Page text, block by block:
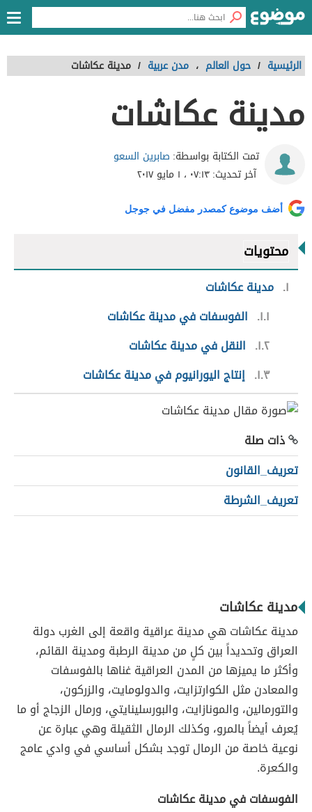
الرئيسية / حول العالم ، مدن عربية / مدينة عكاشات
مدينة عكاشات
تمت الكتابة بواسطة: صابرين السعو
آخر تحديث:٠٧:١٣ ، ١ مايو ٢٠١٧
أضف موضوع كمصدر مفضل في جوجل
محتويات
١ مدينة عكاشات
١.١
الفوسفات في مدينة عكاشات
١.٢
النقل في مدينة عكاشات
١.٣ إنتاج اليورانيوم في مدينة عكاشات
ذات صلة
تعريف_القانون
تعريف_الشرطة
مدينة عكاشات
مدينة عكاشات هي مدينة عراقية واقعة إلى الغرب دولة
العراق وتحديداً بين كلٍ من مدينة الرطبة ومدينة القائم،
وأكثر ما يميزها من المدن العراقية غناها بالفوسفات
والمعادن مثل الكوارتزايت، والدولومايت، والزركون،
والتورمالين، والمونازايت، والبورسلينايتي، ورمال الزجاج أو ما
يُعرف أيضاً بالمرو، وكذلك الرمال الثقيلة وهي عبارة عن
نوعية خاصة من الرمال توجد بشكل أساسي في وادي عامج
والكعرة.
الفوسفات في مدينة عكاشات